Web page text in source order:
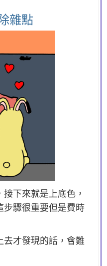
雜點
下來就是上底色，
驟很重要但是費時
才發現的話，會難